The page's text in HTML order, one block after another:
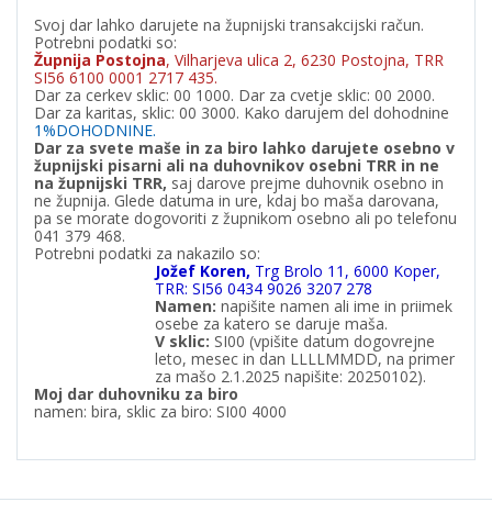
Svoj dar lahko darujete na župnijski transakcijski račun.
Potrebni podatki so:
Župnija Postojna, Vilharjeva ulica 2, 6230 Postojna, TRR
SI56 6100 0001 2717 435.
Dar za cerkev sklic: 00 1000. Dar za cvetje sklic: 00 2000.
Dar za karitas, sklic: 00 3000. Kako darujem del dohodnine
1%DOHODNINE.
Dar za svete maše in za biro lahko darujete osebno v
župnijski pisarni ali na duhovnikov osebni TRR in ne
na župnijski TRR, saj darove prejme duhovnik osebno in
ne župnija. Glede datuma in ure, kdaj bo maša darovana,
pa se morate dogovoriti z župnikom osebno ali po telefonu
041 379 468.
Potrebni podatki za nakazilo so:
Jožef Koren, Trg Brolo 11, 6000 Koper,
TRR: SI56 0434 9026 3207 278
Namen: napišite namen ali ime in priimek
osebe za katero se daruje maša.
V sklic: SI00 (vpišite datum dogovrejne
leto, mesec in dan LLLLMMDD, na primer
za mašo 2.1.2025 napišite: 20250102).
Moj dar duhovniku za biro
namen: bira, sklic za biro: SI00 4000